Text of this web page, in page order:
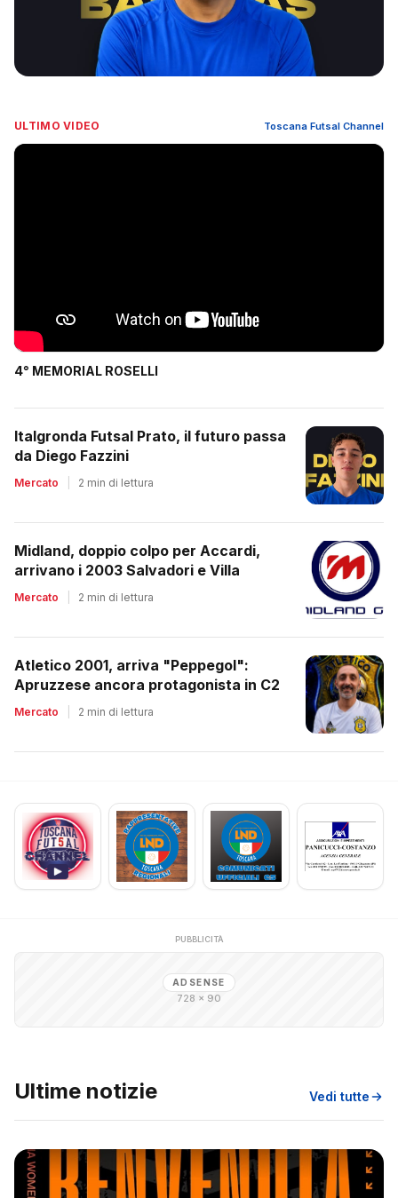
ULTIMO VIDEO Toscana Futsal Channel
4° MEMORIAL ROSELLI
Italgronda Futsal Prato, il futuro passa
da Diego Fazzini
Mercato 2 min di lettura
Midland, doppio colpo per Accardi,
arrivano i 2003 Salvadori e Villa
Mercato 2 min di lettura
Atletico 2001, arriva "Peppegol":
Apruzzese ancora protagonista in C2
Mercato 2 min di lettura
PUBBLICITÀ
ADSENSE
728 × 90
Ultime notizie Vedi tutte